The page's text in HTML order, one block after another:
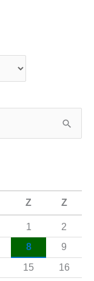
Z Z
1
2
8
9
15
16